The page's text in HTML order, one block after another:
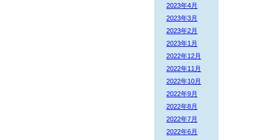
2023年4月
2023年3月
2023年2月
2023年1月
2022年12月
2022年11月
2022年10月
2022年9月
2022年8月
2022年7月
2022年6月